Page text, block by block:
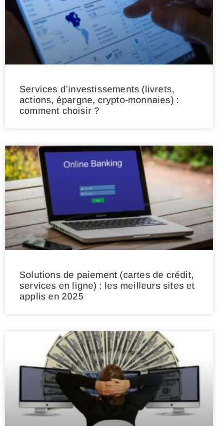
Services d’investissements (livrets,
actions, épargne, crypto-monnaies) :
comment choisir ?
Solutions de paiement (cartes de crédit,
services en ligne) : les meilleurs sites et
applis en 2025